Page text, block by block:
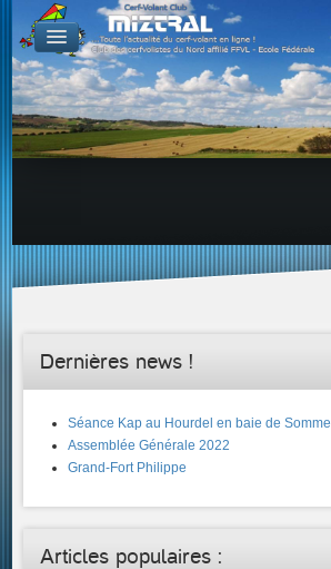
De par le monde
GALERIES
Galerie Photo
Galerie KAP
Galerie Vidéo
Proposer un lien sur votre site Web
Proposer un nouveau lien !
Dernières news !
Séance Kap au Hourdel en baie de Somme
Assemblée Générale 2022
Grand-Fort Philippe
Articles populaires :